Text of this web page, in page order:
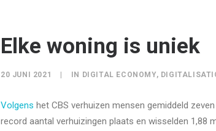
Elke woning is uniek
20 JUNI 2021 IN DIGITAL ECONOMY,
Volgens het CBS verhuizen mensen gemiddeld
record aantal verhuizingen plaats en wisselden 1,88